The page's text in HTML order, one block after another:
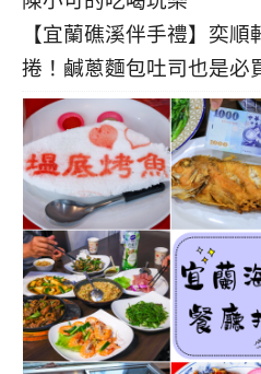
【宜蘭礁溪伴手禮】奕
捲！鹹蔥麵包吐司也是必